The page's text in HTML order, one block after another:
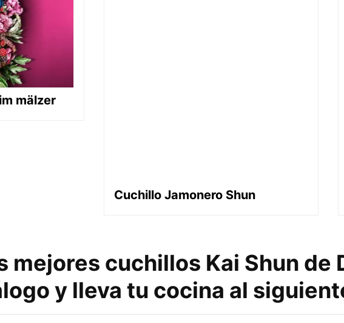
mälzer
Cuchillo Jamonero Shun
mejores cuchillos Kai Shun de
y lleva tu cocina al